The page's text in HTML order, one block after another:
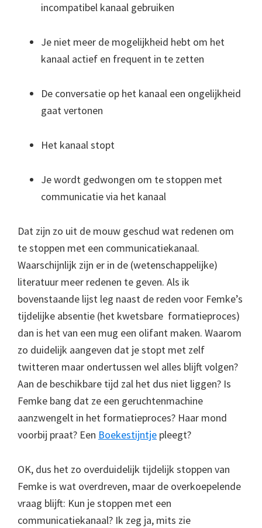
incompatibel kanaal gebruiken
Je niet meer de mogelijkheid hebt om het
kanaal actief en frequent in te zetten
De conversatie op het kanaal een ongelijkheid
gaat vertonen
Het kanaal stopt
Je wordt gedwongen om te stoppen met
communicatie via het kanaal
Dat zijn zo uit de mouw geschud wat redenen om
te stoppen met een communicatiekanaal.
Waarschijnlijk zijn er in de (wetenschappelijke)
literatuur meer redenen te geven. Als ik
bovenstaande lijst leg naast de reden voor Femke’s
tijdelijke absentie (het kwetsbare formatieproces)
dan is het van een mug een olifant maken. Waarom
zo duidelijk aangeven dat je stopt met zelf
twitteren maar ondertussen wel alles blijft volgen?
Aan de beschikbare tijd zal het dus niet liggen? Is
Femke bang dat ze een geruchtenmachine
aanzwengelt in het formatieproces? Haar mond
voorbij praat? Een Boekestijntje pleegt?
OK, dus het zo overduidelijk tijdelijk stoppen van
Femke is wat overdreven, maar de overkoepelende
vraag blijft: Kun je stoppen met een
communicatiekanaal? Ik zeg ja, mits zie